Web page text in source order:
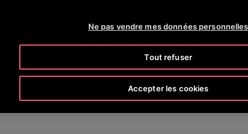
OTISLINE 0800 365 24 7 NEWS
Ne pas vendre mes données personnelles
Tout refuser
Accepter les cookies